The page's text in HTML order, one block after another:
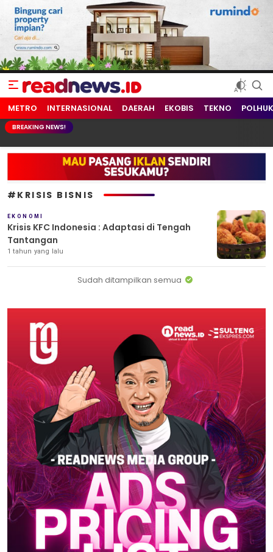
readnews.id
Berita Terkini, Update Terbaru Hari ini dari Indonesia dan Dunia
METRO INTERNASIONAL DAERAH EKOBIS TEKNO
BREAKING NEWS!
#KRISIS BISNIS
EKONOMI
Krisis KFC Indonesia : Adaptasi di Tengah
Tantangan
1 tahun yang lalu
Sudah ditampilkan semua